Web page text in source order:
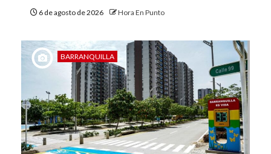
6 de agosto de 2026 Hora En Punto
BARRANQUILLA